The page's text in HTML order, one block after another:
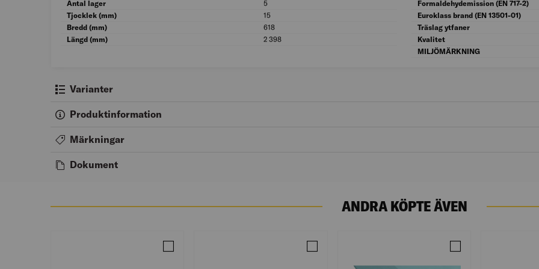
Antal lager
5
Antal lager: 5
Tjocklek (mm)
15
Tjocklek (mm): 15
Bredd (mm)
618
Bredd (mm): 618
Längd (mm)
2 398 Längd (mm): 2 398
Formaldehydemission (EN 717-2)
Euroklass brand (EN 13501-01)
Träslag ytfaner
Kvalitet
MILJÖMÄRKNING
Varianter
Produktinformation
Märkningar
Dokument
ANDRA KÖPTE ÄVEN
Jämför 45X70 BYGGREGEL C14 GRAN 2,5M RAWJämför 45X45 BYGGREGEL C14 GRAN 2,5M RAW
Jämför GIPSSKIVA